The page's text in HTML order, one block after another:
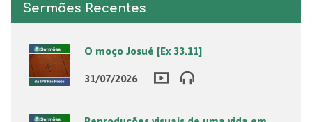
Sermões Recentes
O moço Josué [Ex 33.11]
31/07/2026